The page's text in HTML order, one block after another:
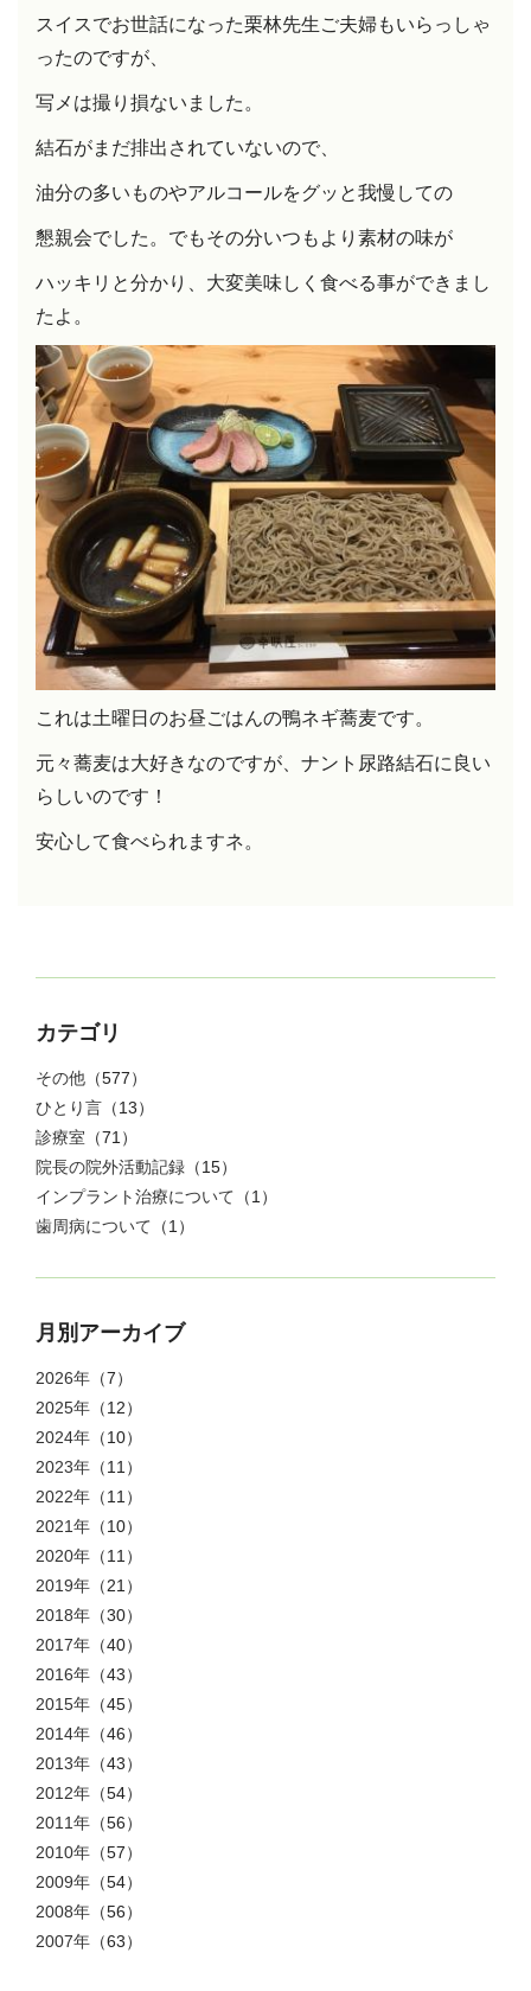
スイスでお世話になった栗林先生ご夫婦もいらっしゃ
ったのですが、
写メは撮り損ないました。
結石がまだ排出されていないので、
油分の多いものやアルコールをグッと我慢しての
懇親会でした。でもその分いつもより素材の味が
ハッキリと分かり、大変美味しく食べる事ができまし
たよ。
これは土曜日のお昼ごはんの鴨ネギ蕎麦です。
元々蕎麦は大好きなのですが、ナント尿路結石に良い
らしいのです！
安心して食べられますネ。
カテゴリ
その他 （577）
ひとり言 （13）
診療室 （71）
院長の院外活動記録 （15）
インプラント治療について （1）
歯周病について （1）
月別アーカイブ
2026年 （7）
2025年 （12）
2024年 （10）
2023年 （11）
2022年 （11）
2021年 （10）
2020年 （11）
2019年 （21）
2018年 （30）
2017年 （40）
2016年 （43）
2015年 （45）
2014年 （46）
2013年 （43）
2012年 （54）
2011年 （56）
2010年 （57）
2009年 （54）
2008年 （56）
2007年 （63）